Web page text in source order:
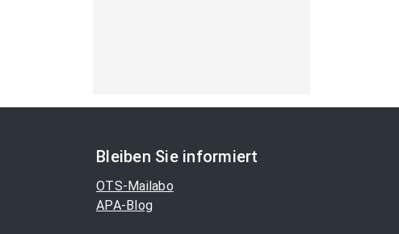
Bleiben Sie informiert
OTS-Mailabo
APA-Blog